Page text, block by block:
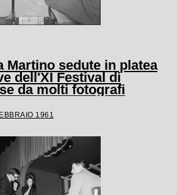
Martino sedute in platea
dell'XI Festival di
da molti fotografi
1961